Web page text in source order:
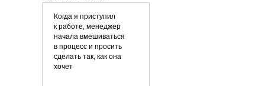
Когда я приступил
к работе, менеджер
начала вмешиваться
в процесс и просить
сделать так, как она
хочет